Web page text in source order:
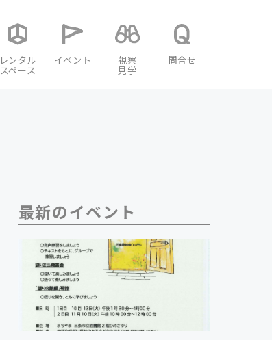
レンタル
スペース
イベント 視察
見学
問合せ
最新のイベント